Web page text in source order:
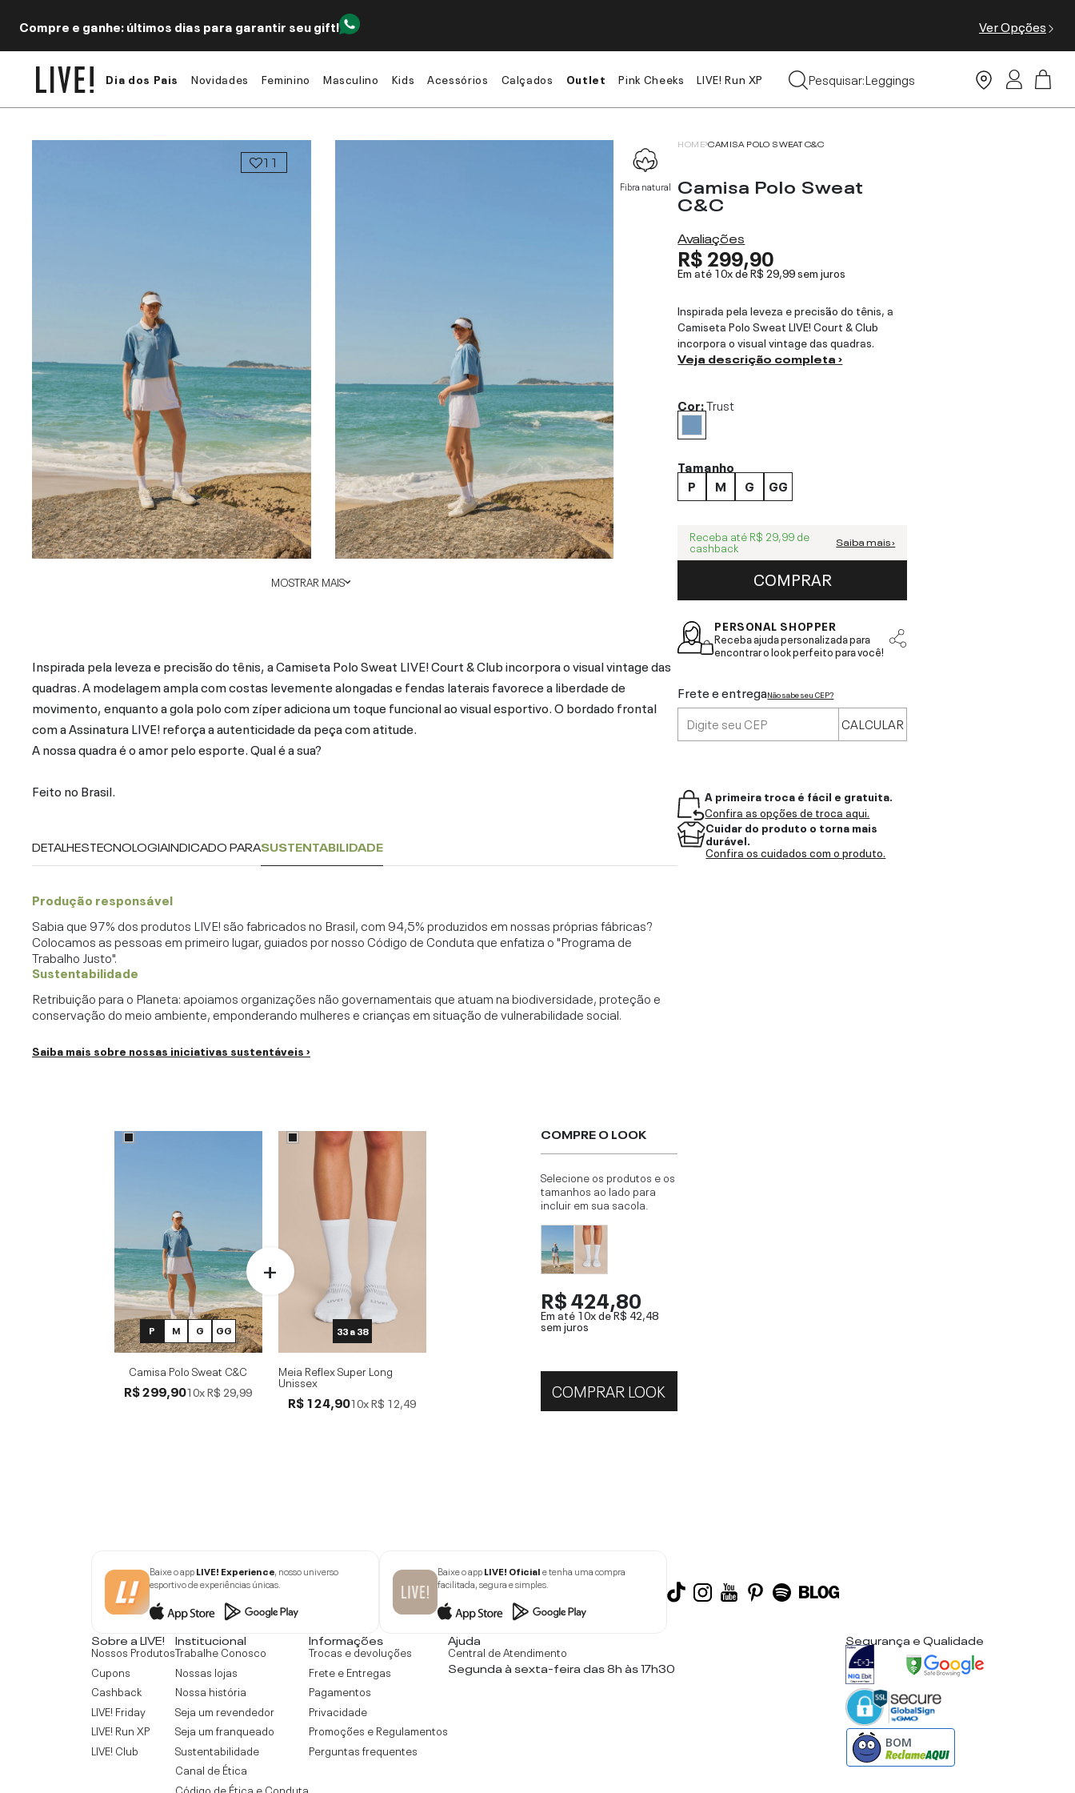
Compre e ganhe: últimos dias para garantir seu gift! Ver Opções
Dia dos Pais Novidades Feminino Masculino Kids Acessórios Calçados Outlet Pink Cheeks LIVE! Run XP
Pesquisar:
Tops
Leggings
11
MOSTRAR MAIS
Fibra natural
Inspirada pela leveza e precisão do tênis, a Camiseta Polo Sweat LIVE! Court & Club incorpora o visual vintage das
quadras. A modelagem ampla com costas levemente alongadas e fendas laterais favorece a liberdade de
movimento, enquanto a gola polo com zíper adiciona um toque funcional ao visual esportivo. O bordado frontal
com a Assinatura LIVE! reforça a autenticidade da peça com atitude.
A nossa quadra é o amor pelo esporte. Qual é a sua?
Feito no Brasil.
DETALHESTECNOLOGIAINDICADO PARASUSTENTABILIDADE
Produção responsável
Sabia que 97% dos produtos LIVE! são fabricados no Brasil, com 94,5% produzidos em nossas próprias fábricas?
Colocamos as pessoas em primeiro lugar, guiados por nosso Código de Conduta que enfatiza o "Programa de
Trabalho Justo".
Sustentabilidade
Retribuição para o Planeta: apoiamos organizações não governamentais que atuam na biodiversidade, proteção e
conservação do meio ambiente, emponderando mulheres e crianças em situação de vulnerabilidade social.
Saiba mais sobre nossas iniciativas sustentáveis ›
P M G GG
Camisa Polo Sweat C&C
R$ 299,9010xR$ 29,99
33 a 38
Meia Reflex Super Long
Unissex
R$ 124,9010xR$ 12,49
COMPRE O LOOK
Selecione os produtos e os
tamanhos ao lado para
incluir em sua sacola.
R$ 424,80
Em até 10x deR$ 42,48
sem juros
COMPRAR LOOK
HOME CAMISA POLO SWEAT C&C
Camisa Polo Sweat
C&C
Avaliações
R$ 299,90
Em até 10x deR$ 29,99sem juros
Inspirada pela leveza e precisão do tênis, a
Camiseta Polo Sweat LIVE! Court & Club
incorpora o visual vintage das quadras.
Veja descrição completa ›
Cor:Trust
Tamanho
P
M G GG
Receba até R$ 29,99 de
cashback Saiba mais ›
COMPRAR
PERSONAL SHOPPER
Receba ajuda personalizada para
encontrar o look perfeito para você!
Frete e entregaNão sabe seu CEP?
CALCULAR
A primeira troca é fácil e gratuita.
Confira as opções de troca aqui.
Cuidar do produto o torna mais
durável.
Confira os cuidados com o produto.
Baixe o appLIVE! Experience, nosso universo
esportivo de experiências únicas.
Baixe o appLIVE! Oficiale tenha uma compra
facilitada, segura e simples.
Sobre a LIVE!
Nossos Produtos
Cupons
Cashback
LIVE! Friday
LIVE! Run XP
LIVE! Club
Institucional
Trabalhe Conosco
Nossas lojas
Nossa história
Seja um revendedor
Seja um franqueado
Sustentabilidade
Canal de Ética
Código de Ética e Conduta
Informações
Trocas e devoluções
Frete e Entregas
Pagamentos
Privacidade
Promoções e Regulamentos
Perguntas frequentes
Ajuda
Central de Atendimento
Segunda à sexta-feira das 8h às 17h30
Segurança e Qualidade
BOM